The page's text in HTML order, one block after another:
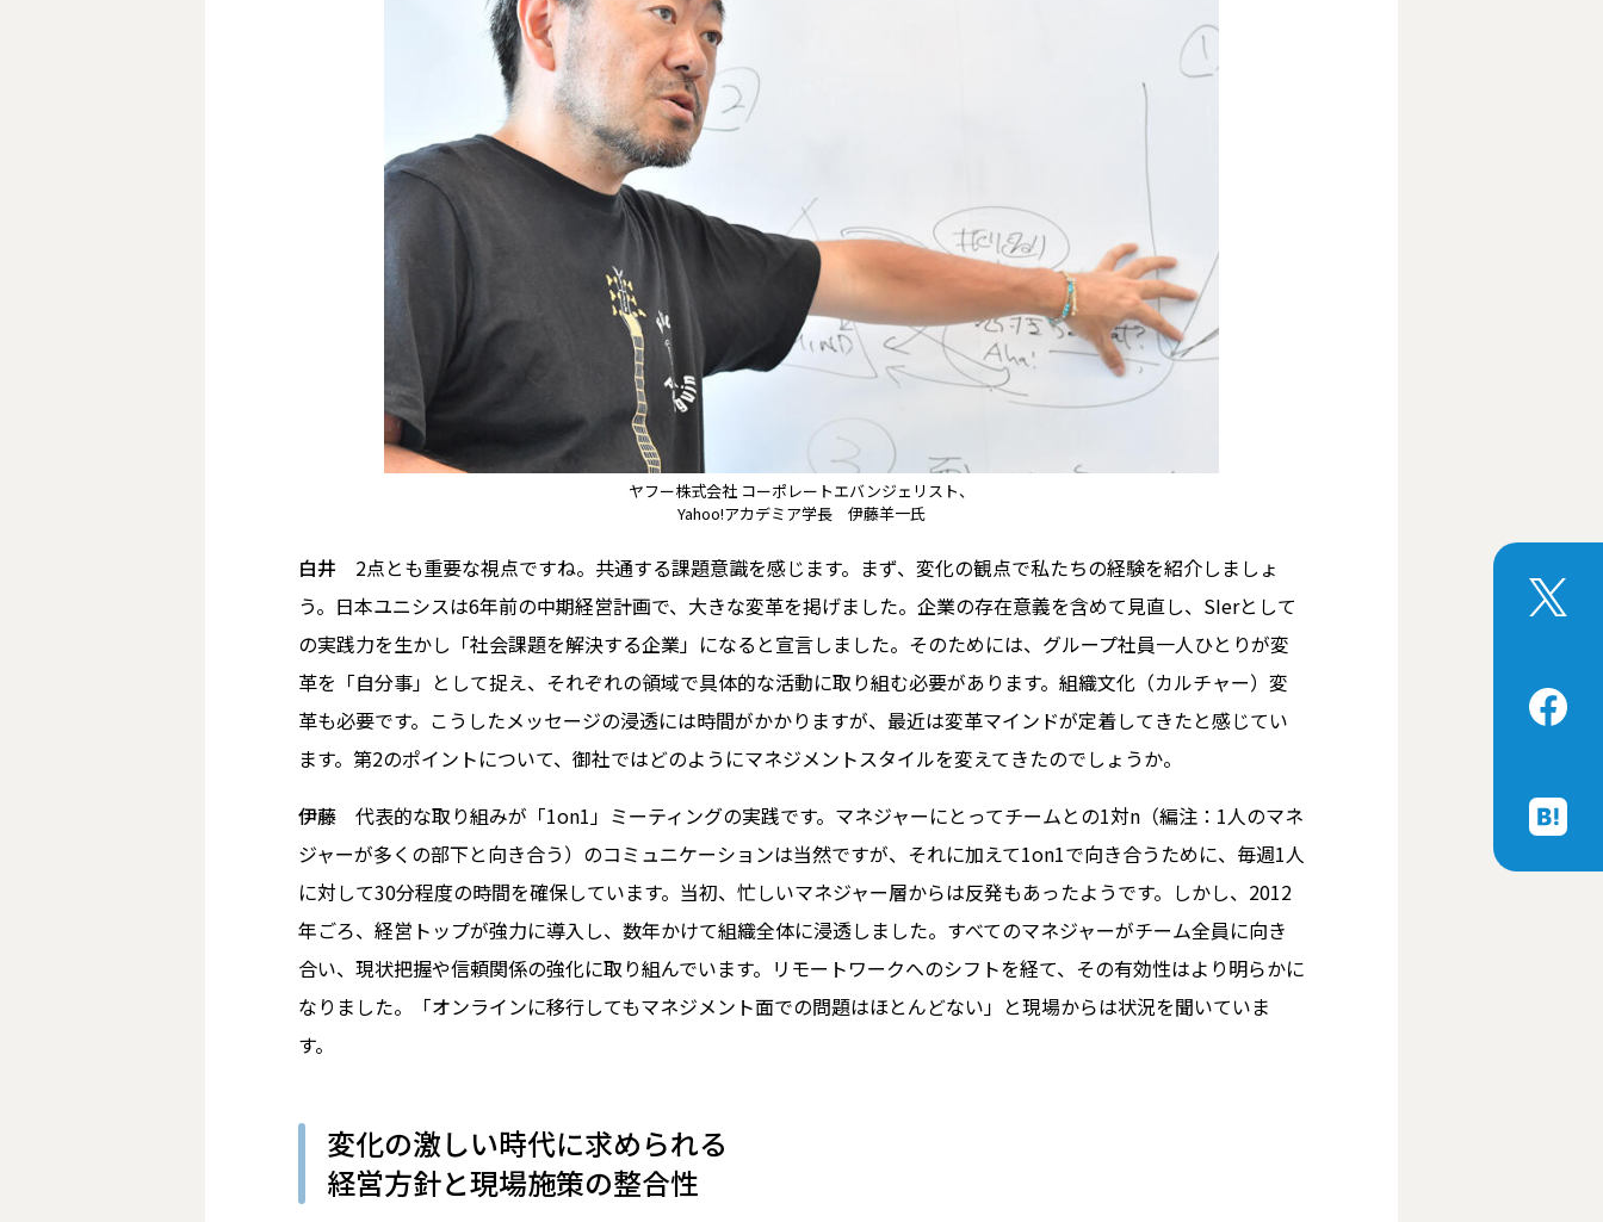
ヤフー株式会社 コーポレートエバンジェリスト、
Yahoo!アカデミア学長 伊藤羊一氏
白井 2点とも重要な視点ですね。共通する課題意識を感じます。まず、変化の観点で私たちの経験を紹介しましょ
う。日本ユニシスは6年前の中期経営計画で、大きな変革を掲げました。企業の存在意義を含めて見直し、SIerとして
の実践力を生かし「社会課題を解決する企業」になると宣言しました。そのためには、グループ社員一人ひとりが変
革を「自分事」として捉え、それぞれの領域で具体的な活動に取り組む必要があります。組織文化（カルチャー）変
革も必要です。こうしたメッセージの浸透には時間がかかりますが、最近は変革マインドが定着してきたと感じてい
ます。第2のポイントについて、御社ではどのようにマネジメントスタイルを変えてきたのでしょうか。
伊藤 代表的な取り組みが「1on1」ミーティングの実践です。マネジャーにとってチームとの1対n（編注：1人のマネ
ジャーが多くの部下と向き合う）のコミュニケーションは当然ですが、それに加えて1on1で向き合うために、毎週1人
に対して30分程度の時間を確保しています。当初、忙しいマネジャー層からは反発もあったようです。しかし、2012
年ごろ、経営トップが強力に導入し、数年かけて組織全体に浸透しました。すべてのマネジャーがチーム全員に向き
合い、現状把握や信頼関係の強化に取り組んでいます。リモートワークへのシフトを経て、その有効性はより明らかに
なりました。「オンラインに移行してもマネジメント面での問題はほとんどない」と現場からは状況を聞いていま
す。
変化の激しい時代に求められる
経営方針と現場施策の整合性